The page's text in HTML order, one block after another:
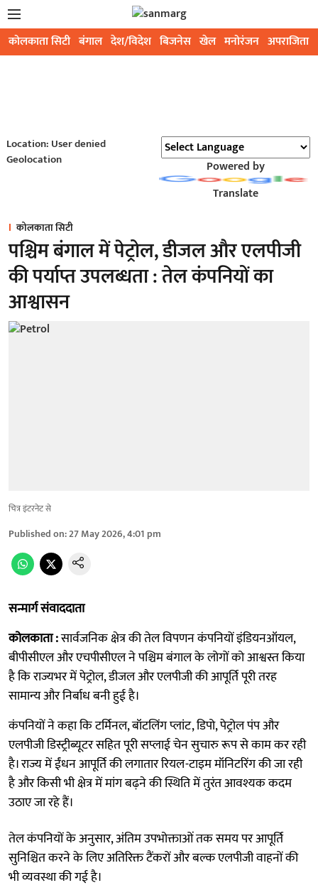
कोलकाता सिटी बंगाल देश/विदेश बिजनेस खेल मनोरंजन अपराजिता
Location: User denied
Geolocation
Powered by
Translate
कोलकाता सिटी
पश्चिम बंगाल में पेट्रोल, डीजल और एलपीजी
की पर्याप्त उपलब्धता : तेल कंपनियों का
आश्वासन
चित्र इंटरनेट से
Published on:27 May 2026, 4:01 pm
सन्मार्ग संवाददाता
कोलकाता :सार्वजनिक क्षेत्र की तेल विपणन कंपनियों इंडियनऑयल,
बीपीसीएल और एचपीसीएल ने पश्चिम बंगाल के लोगों को आश्वस्त किया
है कि राज्यभर में पेट्रोल, डीजल और एलपीजी की आपूर्ति पूरी तरह
सामान्य और निर्बाध बनी हुई है।
कंपनियों ने कहा कि टर्मिनल, बॉटलिंग प्लांट, डिपो, पेट्रोल पंप और
एलपीजी डिस्ट्रीब्यूटर सहित पूरी सप्लाई चेन सुचारु रूप से काम कर रही
है। राज्य में ईंधन आपूर्ति की लगातार रियल-टाइम मॉनिटरिंग की जा रही
है और किसी भी क्षेत्र में मांग बढ़ने की स्थिति में तुरंत आवश्यक कदम
उठाए जा रहे हैं।
तेल कंपनियों के अनुसार, अंतिम उपभोक्ताओं तक समय पर आपूर्ति
सुनिश्चित करने के लिए अतिरिक्त टैंकरों और बल्क एलपीजी वाहनों की
भी व्यवस्था की गई है।